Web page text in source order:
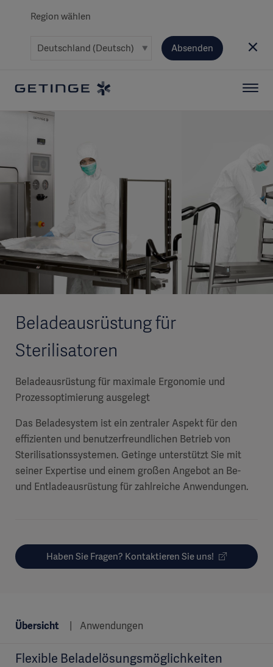
Region wählen
Absenden
Beladeausrüstung für
Sterilisatoren
Beladeausrüstung für maximale Ergonomie und
Prozessoptimierung ausgelegt
Das Beladesystem ist ein zentraler Aspekt für den
effizienten und benutzerfreundlichen Betrieb von
Sterilisationssystemen. Getinge unterstützt Sie mit
seiner Expertise und einem großen Angebot an Be-
und Entladeausrüstung für zahlreiche Anwendungen.
Haben Sie Fragen? Kontaktieren Sie uns!
Übersicht Anwendungen
Flexible Beladelösungsmöglichkeiten